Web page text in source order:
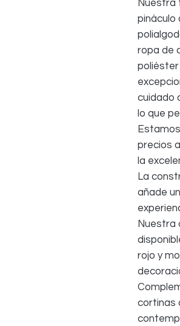
Nuestra
pináculo
ropa de
poliéster
cuidado
lo que
precios
la
La
añade
Nuestra
rojo y
cortinas